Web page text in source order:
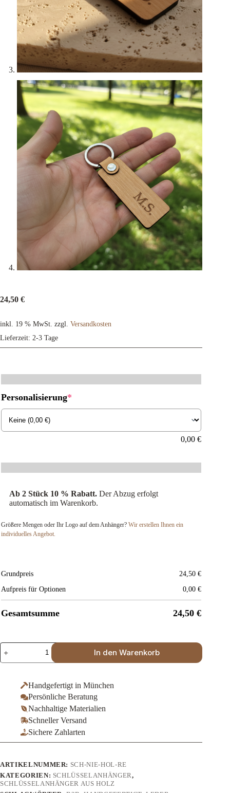
24,50 €
inkl. 19 % MwSt. zzgl. Versandkosten
Lieferzeit: 2-3 Tage
Personalisierung*
0,00€
Ab 2 Stück 10 % Rabatt. Der Abzug erfolgt
automatisch im Warenkorb.
Größere Mengen oder Ihr Logo auf dem Anhänger? Wir erstellen Ihnen ein
individuelles Angebot.
Grundpreis 24,50€
Aufpreis für Optionen
0,00€
Gesamtsumme 24,50€
Schlüsselanhänger
aus
Erlenholz
personalisiert
(Rechteck)
Menge
In den Warenkorb
Handgefertigt in München
Persönliche Beratung
Nachhaltige Materialien
Schneller Versand
Sichere Zahlarten
ARTIKELNUMMER: SCH-NIE-HOL-RE
KATEGORIEN: SCHLÜSSELANHÄNGER,
SCHLÜSSELANHÄNGER AUS HOLZ